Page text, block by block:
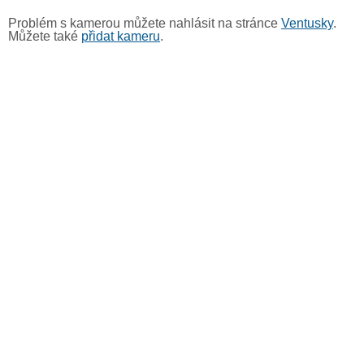
Problém s kamerou můžete nahlásit na stránce Ventusky.
Můžete také přidat kameru.